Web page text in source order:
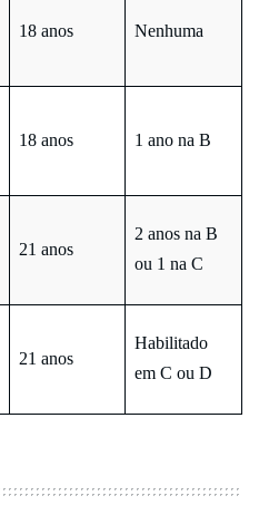
18 anos Nenhuma
18 anos 1 ano na B
21 anos
2 anos na B
ou 1 na C
21 anos
Habilitado
em C ou D